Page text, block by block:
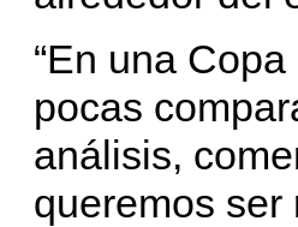
“En una
pocas
análisis,
queremos ser